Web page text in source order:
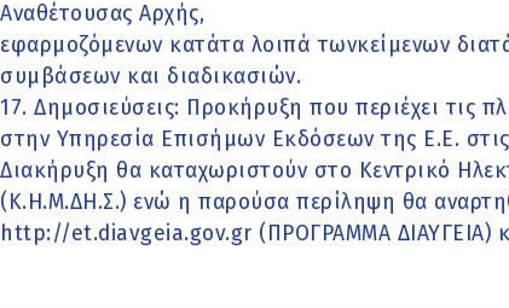
Αναθέτουσας Αρχής,
εφαρμοζόμενων κατάτα λοιπά τωνκείμενων
συμβάσεων και διαδικασιών.
17. Δημοσιεύσεις: Προκήρυξη που περιέχει τις
στην Υπηρεσία Επισήμων Εκδόσεων της Ε.Ε.
Διακήρυξη θα καταχωριστούν στο Κεντρικό
(Κ.Η.Μ.ΔΗ.Σ.) ενώ η παρούσα περίληψη θα
http://et.diavgeia.gov.gr (ΠΡΟΓΡΑΜΜΑ ΔΙΑΥΓΕΙΑ)